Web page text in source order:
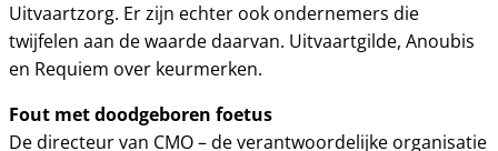
Uitvaartzorg. Er zijn echter ook ondernemers die
twijfelen aan de waarde daarvan. Uitvaartgilde, Anoubis
en Requiem over keurmerken.
Fout met doodgeboren foetus
De directeur van CMO – de verantwoordelijke organisatie